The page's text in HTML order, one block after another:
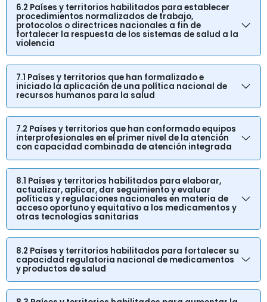
6.2 Países y territorios habilitados para establecer
procedimientos normalizados de trabajo,
protocolos o directrices nacionales a fin de
fortalecer la respuesta de los sistemas de salud a la
violencia
7.1 Países y territorios que han formalizado e
iniciado la aplicación de una política nacional de
recursos humanos para la salud
7.2 Países y territorios que han conformado equipos
interprofesionales en el primer nivel de la atención
con capacidad combinada de atención integrada
8.1 Países y territorios habilitados para elaborar,
actualizar, aplicar, dar seguimiento y evaluar
políticas y regulaciones nacionales en materia de
acceso oportuno y equitativo a los medicamentos y
otras tecnologías sanitarias
8.2 Países y territorios habilitados para fortalecer su
capacidad regulatoria nacional de medicamentos
y productos de salud